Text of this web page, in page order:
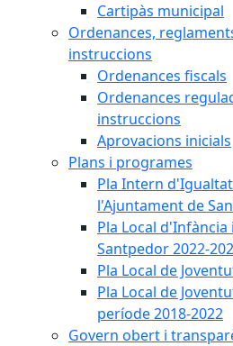
Cartipàs municipal
Ordenances,
instruccions
Ordenances fiscals
Ordenances
instruccions
Aprovacions inicials
Plans i programes
Pla Intern
l'Ajuntament de
Pla Local
Santpedor 2022-
Pla Local de
Pla Local de
període 2018-2022
Govern obert i